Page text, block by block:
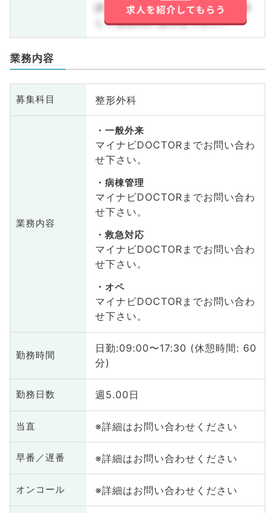
詳しくはお問い合わせ下さい。詳
しくはお問い合わせ下さい。
業務内容
募集科目 整形外科
業務内容
一般外来
マイナビDOCTORまでお問い合わ
せ下さい。
病棟管理
マイナビDOCTORまでお問い合わ
せ下さい。
救急対応
マイナビDOCTORまでお問い合わ
せ下さい。
オペ
マイナビDOCTORまでお問い合わ
せ下さい。
勤務時間
日勤:09:00〜17:30 (休憩時間: 60
分)
勤務日数 週5.00日
当直 ※詳細はお問い合わせください
早番／遅番 ※詳細はお問い合わせください
オンコール ※詳細はお問い合わせください